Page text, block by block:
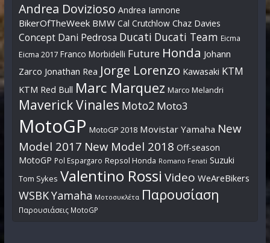
Andrea Dovizioso Andrea Iannone
BikerOfTheWeek BMW Cal Crutchlow Chaz Davies
Concept Dani Pedrosa Ducati Ducati Team Eicma
Eicma 2017 Franco Morbidelli Future Honda Johann
Zarco Jonathan Rea Jorge Lorenzo Kawasaki KTM
KTM Red Bull Marc Marquez Marco Melandri
Maverick Vinales Moto2 Moto3
MotoGP MotoGP 2018 Movistar Yamaha New
Model 2017 New Model 2018 Off-season
MotoGP Pol Espargaro Repsol Honda Romano Fenati Suzuki
Tom Sykes Valentino Rossi Video WeAreBikers
WSBKYamaha Μοτοσυκλέτα Παρουσίαση
Παρουσιάσεις MotoGP